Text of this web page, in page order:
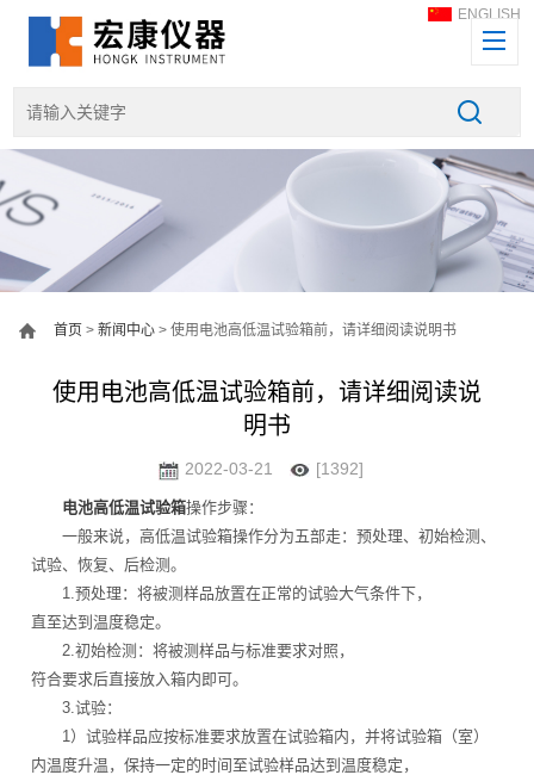
ENGLISH
首页 >新闻中心 > 使用电池高低温试验箱前，请详细阅读说明书
使用电池高低温试验箱前，请详细阅读说
明书
2022-03-21 [1392]
电池高低温试验箱操作步骤：
一般来说，高低温试验箱操作分为五部走：预处理、初始检测、
试验、恢复、后检测。
1.预处理：将被测样品放置在正常的试验大气条件下，
直至达到温度稳定。
2.初始检测：将被测样品与标准要求对照，
符合要求后直接放入箱内即可。
3.试验：
1）试验样品应按标准要求放置在试验箱内，并将试验箱（室）
内温度升温，保持一定的时间至试验样品达到温度稳定，